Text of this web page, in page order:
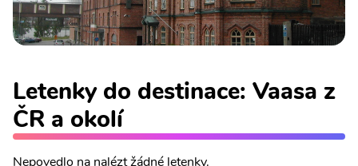
Letenky do destinace: Vaasa z
ČR a okolí
Nepovedlo na nalézt žádné letenky.